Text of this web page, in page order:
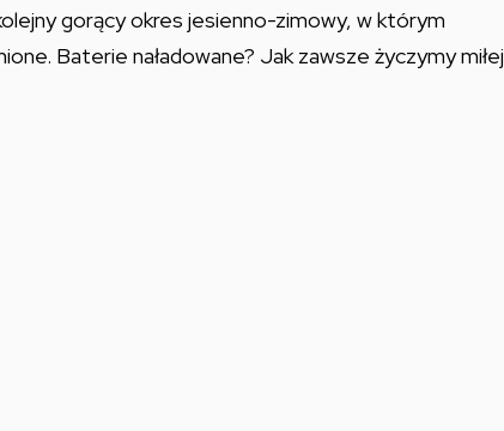
gorący okres jesienno-zimowy, w którym
Baterie naładowane? Jak zawsze życzymy miłej